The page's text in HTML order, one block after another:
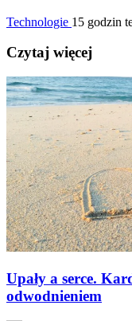
Technologie 15 godzin
Czytaj więcej
Upały a serce.
odwodnieniem